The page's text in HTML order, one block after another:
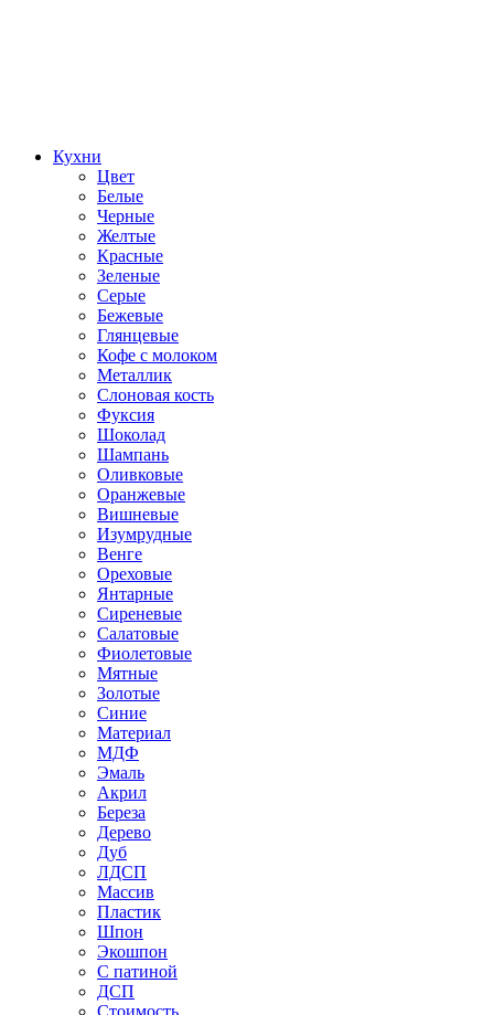
Кухни
Цвет
Белые
Черные
Желтые
Красные
Зеленые
Серые
Бежевые
Глянцевые
Кофе с молоком
Металлик
Слоновая кость
Фуксия
Шоколад
Шампань
Оливковые
Оранжевые
Вишневые
Изумрудные
Венге
Ореховые
Янтарные
Сиреневые
Салатовые
Фиолетовые
Мятные
Золотые
Синие
Материал
МДФ
Эмаль
Акрил
Береза
Дерево
Дуб
ЛДСП
Массив
Пластик
Шпон
Экошпон
С патиной
ДСП
Стоимость